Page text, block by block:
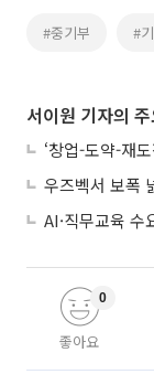
#중기부 #
서이원 기자의
AI·직무교육
좋아요
0